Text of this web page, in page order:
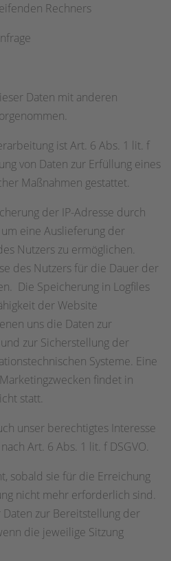
Rechners
Daten mit anderen
ist Art. 6 Abs. 1 lit. f
von Daten zur Erfüllung eines
Maßnahmen gestattet.
der IP-Adresse durch
eine Auslieferung der
Nutzers zu ermöglichen.
des Nutzers für die Dauer der
Die Speicherung in Logfiles
der Website
uns die Daten zur
zur Sicherstellung der
Systeme. Eine
findet in
statt.
unser berechtigtes Interesse
Art. 6 Abs. 1 lit. f DSGVO.
sobald sie für die Erreichung
nicht mehr erforderlich sind.
Daten zur Bereitstellung der
die jeweilige Sitzung